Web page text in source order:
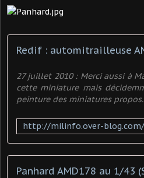
27 juillet 2010 : Merci aussi à
cette miniature mais
peinture des miniatures